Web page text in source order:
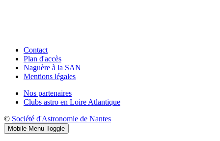
Contact
Plan d'accès
Naguère à la SAN
Mentions légales
Nos partenaires
Clubs astro en Loire Atlantique
© Société d'Astronomie de Nantes
Mobile Menu Toggle